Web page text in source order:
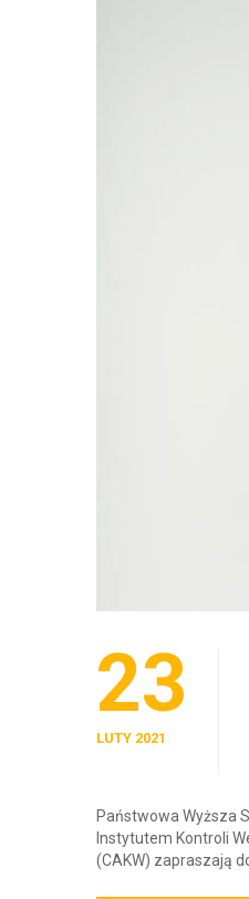
23
LUTY 2021
Państwowa Wyższa
Instytutem Kontroli
(CAKW) zapraszają